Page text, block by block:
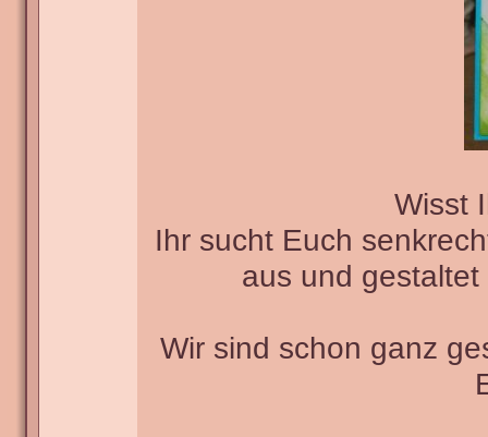
Wisst
Ihr sucht Euch
aus und
Wir sind schon ganz